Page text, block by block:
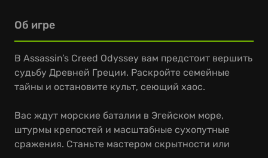
Об игре
В Assassin’s Creed Odyssey вам предстоит вершить
судьбу Древней Греции. Раскройте семейные
тайны и остановите культ, сеющий хаос.
Вас ждут морские баталии в Эгейском море,
штурмы крепостей и масштабные сухопутные
сражения. Станьте мастером скрытности или